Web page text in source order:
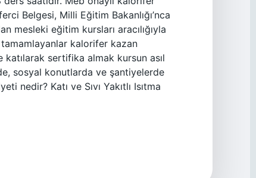
Belgesi, Milli Eğitim Bakanlığı’nca
mesleki eğitim kursları aracılığıyla
kalorifer kazan
sertifika almak kursun asıl
sosyal konutlarda ve şantiyelerde
nedir? Katı ve Sıvı Yakıtlı Isıtma